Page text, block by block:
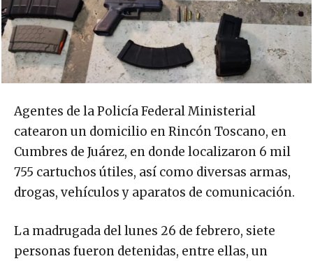
Agentes de la Policía Federal Ministerial
catearon un domicilio en Rincón Toscano, en
Cumbres de Juárez, en donde localizaron 6 mil
755 cartuchos útiles, así como diversas armas,
drogas, vehículos y aparatos de comunicación.
La madrugada del lunes 26 de febrero, siete
personas fueron detenidas, entre ellas, un